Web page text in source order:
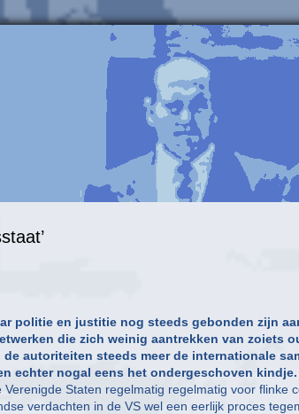
politie en justitie nog steeds gebonden zijn
die zich weinig aantrekken van zoiets
autoriteiten steeds meer de internationale
echter nogal eens het ondergeschoven kindje.
Staten regelmatig regelmatig voor flinke
verdachten in de VS wel een eerlijk proces